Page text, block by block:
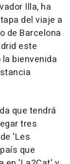
Illa, ha
del viaje a
de Barcelona
este
bienvenida
que tendrá
tres
'Les
que